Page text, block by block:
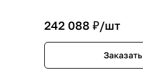
242 088 ₽/шт
Заказать